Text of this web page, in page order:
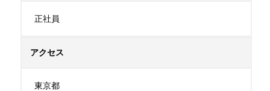
正社員
アクセス
東京都